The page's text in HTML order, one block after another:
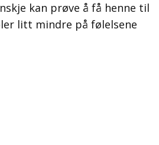
kan prøve å få henne til
litt mindre på følelsene